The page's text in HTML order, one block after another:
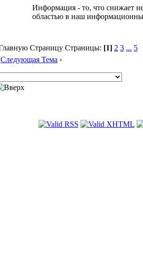
Информация - то, что снижает
областью в наш
Страницы: [1] 2 3 ... 5
Следующая Тема ›